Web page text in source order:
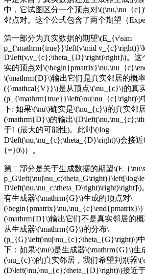
中，它试图区分一个顶点对
邻点对。这个公式包含了两个期望（
第一部分为真实数据的期望\(E_{v\sim
p_{\mathrm{true}}\left(v\mid
D\left(v,v_{c};\theta_{D}\right)\right]\)。
实的顶点对
\(\mathrm{D}\)输出它们是真实邻居的概
({\mathcal{V}}\)是从顶点\(\nu_{c}\)的真
下: 如果\(\nu\)确实是\(\nu_{c}\)的真实邻
(\mathrm{D}\)的输出
于1 (最大的可能性)。此时\(\log
D\left(\nu,\nu_{c};\theta_{D}\right)\)会接
{=}0\)）。
第二部分是关于生成数据的期望
有生成器\(\mathrm{G}\)生成的顶点对\
(\mathrm{D}\)输出它们不是真实邻居的
从生成器\(\mathrm{G}\)的分布\
(p_{G}\left(\nu|\nu_{c};\theta_{G}\right)\)
下：如果\(\nu\)是生成器\(\mathrm{G}\)生
(\nu_{c}\)的真实邻居，我们希望判别器
(D\left(\nu,\nu_{c};\theta_{D}\right)\)接近